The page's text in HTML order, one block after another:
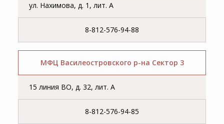
ул. Нахимова, д. 1, лит. А
8-812-576-94-88
МФЦ Василеостровского р-на Сектор 3
15 линия ВО, д. 32, лит. А
8-812-576-94-85